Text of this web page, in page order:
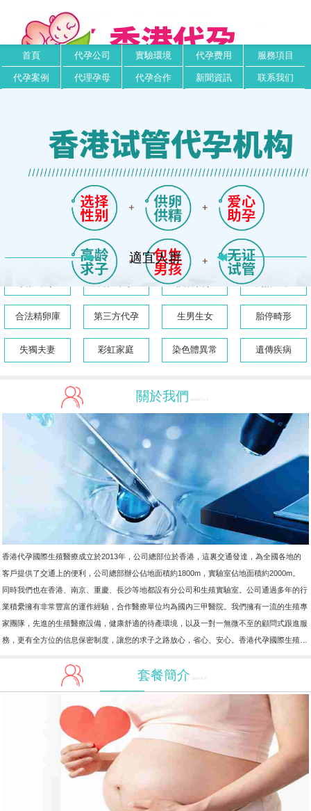
首頁 代孕公司 實驗環境 代孕费用 服務項目
代孕案例 代理孕母 代孕合作 新聞資訊 联系我们
適宜人群
男性不孕 試管代孕 高齡生子
合法精卵庫 第三方代孕 生男生女 胎停畸形
失獨夫妻 彩虹家庭 染色體異常 遺傳疾病
關於我們
香港代孕國際生殖醫療成立於2013年，公司總部位於香港，這裏交通發達，為全國各地的
客戶提供了交通上的便利，公司總部辦公佔地面積約1800m，實驗室佔地面積約2000m。
同時我們也在香港、南京、重慶、長沙等地都設有分公司和生殖實驗室。公司通過多年的行
業積纍擁有非常豐富的運作經驗，合作醫療單位均為國內三甲醫院。我們擁有一流的生殖專
家團隊，先進的生殖醫療設備，健康舒適的待產環境，以及一對一無微不至的顧問式跟進服
務，更有全方位的信息保密制度，讓您的求子之路放心，省心、安心。香港代孕國際生殖…
套餐簡介